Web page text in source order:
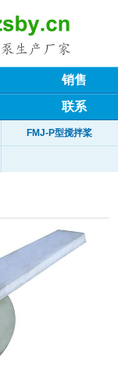
销售
联系
FMJ-P型搅拌桨